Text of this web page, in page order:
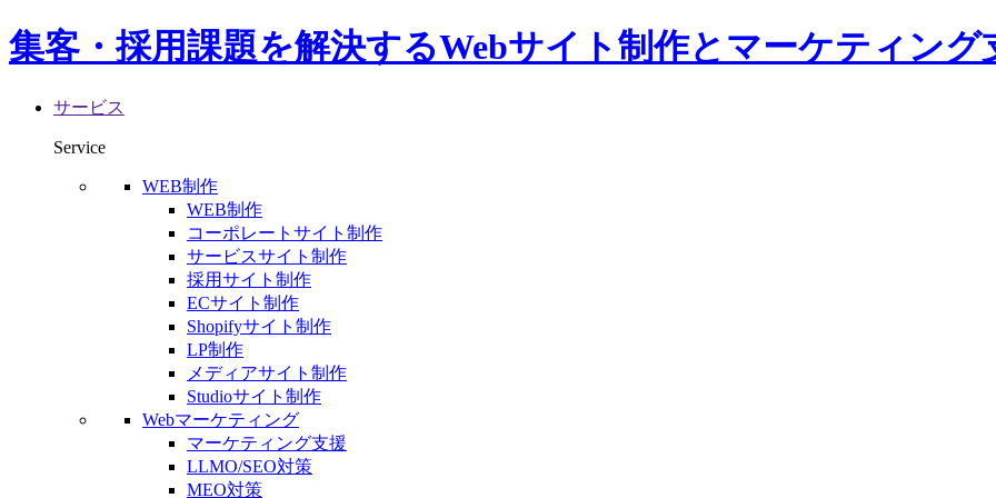
集客・採用課題を解決するWebサイト制作とマーケティング
サービス
Service
WEB制作
WEB制作
コーポレートサイト制作
サービスサイト制作
採用サイト制作
ECサイト制作
Shopifyサイト制作
LP制作
メディアサイト制作
Studioサイト制作
Webマーケティング
マーケティング支援
LLMO/SEO対策
MEO対策